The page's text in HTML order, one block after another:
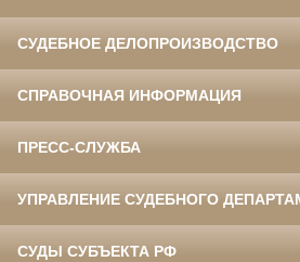
СУДЕБНОЕ ДЕЛОПРОИЗВОДСТВО
СПРАВОЧНАЯ ИНФОРМАЦИЯ
ПРЕСС-СЛУЖБА
УПРАВЛЕНИЕ СУДЕБНОГО
СУДЫ СУБЪЕКТА РФ